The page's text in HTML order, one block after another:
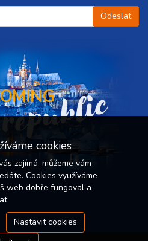
cookies
zajímá, můžeme vám
Cookies využíváme
web dobře fungoval a
Nastavit cookies